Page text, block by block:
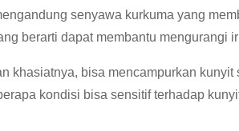
senyawa kurkuma yang
berarti dapat membantu mengurangi
khasiatnya, bisa mencampurkan
kondisi bisa sensitif terhadap